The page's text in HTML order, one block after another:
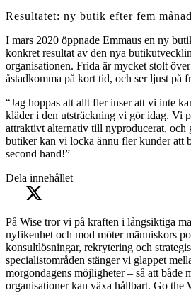
Resultatet: ny butik efter fem
I mars 2020 öppnade Emmaus en ny
konkret resultat av den nya
organisationen. Frida är mycket stolt
åstadkomma på kort tid, och ser ljust på
“Jag hoppas att allt fler inser att vi inte
kläder i den utsträckning vi gör idag. Vi
attraktivt alternativ till nyproducerat, och
butiker kan vi locka ännu fler kunder att
second hand!”
Dela innehållet
På Wise tror vi på kraften i långsiktiga
nyfikenhet och mod möter människors
konsultlösningar, rekrytering och
specialistområden stänger vi glappet
morgondagens möjligheter – så att både
organisationer kan växa hållbart. Go the